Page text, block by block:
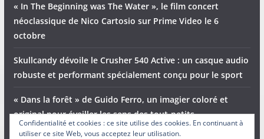
« In The Beginning was The Water », le film concert
néoclassique de Nico Cartosio sur Prime Video le 6
octobre
Skullcandy dévoile le Crusher 540 Active : un casque audio
robuste et performant spécialement conçu pour le sport
« Dans la forêt » de Guido Ferro, un imagier coloré et
original pour éveiller les sens des tout-petits
Confidentialité et cookies : ce site utilise des cookies. En continuant à
utiliser ce site Web, vous acceptez leur utilisation.